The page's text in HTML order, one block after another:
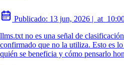
Publicado: 13 jun, 2026 | at
llms.txt no es una señal de
confirmado que no la utiliza. Esto es
quién se beneficia y cómo pensarlo